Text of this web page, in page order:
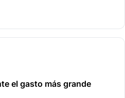
el gasto más grande